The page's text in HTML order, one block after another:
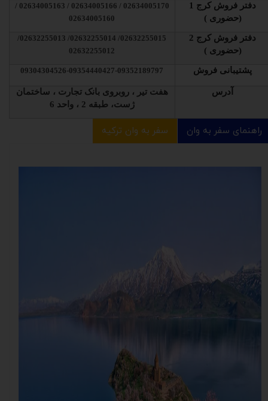
دفتر فروش کرج 1
(حضوری )
02634005170 / 02634005166 / 02634005163 /
02634005160
دفتر فروش کرج 2
(حضوری )
02632255015/ 02632255014/ 02632255013/
02632255012
پشتیبانی فروش 09304304526-09354440427-09352189797
آدرس
هفت تیر ، روبروی بانک تجارت ، ساختمان
ژست، طبقه 2 ، واحد 6
راهنمای سفر به وان سفر به وان ترکیه